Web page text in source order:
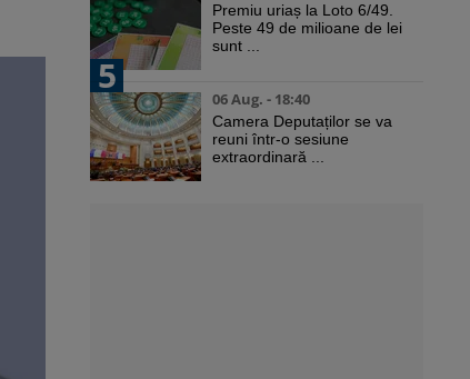
Premiu uriaș la Loto 6/49.
Peste 49 de milioane de lei
sunt ...
5
06 Aug. - 18:40
Camera Deputaților se va
reuni într-o sesiune
extraordinară ...